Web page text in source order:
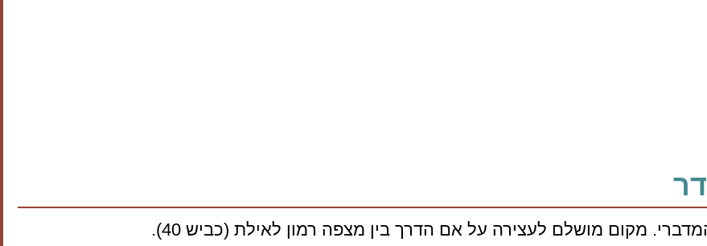
מקום מושלם לעצירה על אם הדרך בין מצפה רמון לאילת (כביש 40).